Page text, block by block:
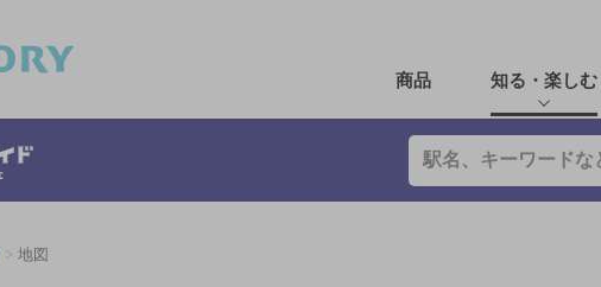
商品 知る・楽しむ
地図